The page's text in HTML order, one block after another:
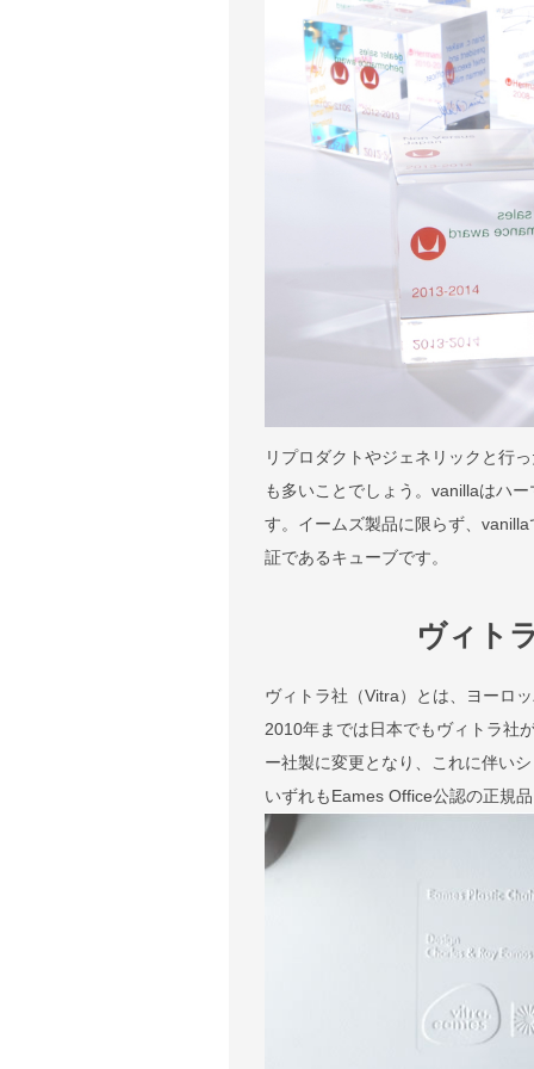
リプロダクトやジェネリックと行
も多いことでしょう。vanillaはハ
す。イームズ製品に限らず、
証であるキューブです。
ヴィト
ヴィトラ社（Vitra）とは、ヨーロ
2010年までは日本でもヴィトラ社
ー社製に変更となり、これに伴い
いずれもEames Office公認の正規